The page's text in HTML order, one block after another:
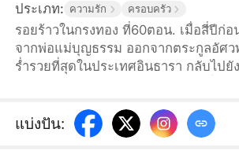
ประเภท: ความรัก ครอบครัว
รอยร้าวในกรงทอง ที่60ตอน. เมื่อสี่ปีก่อ
จากพ่อแม่บุญธรรม ออกจากตระกูลอัศว
ร่ำรวยที่สุดในประเทศอินธารา กลับไปยั
กลับให้ความสำคัญแค่กับน้องสาวบุญธร
ไม่สนใจและเมินเฉยเธอ แถมเธอยังถูกพ
แบ่งปัน: